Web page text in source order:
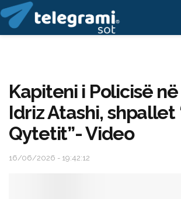
Kapiteni i Policisë në
Idriz Atashi, shpallet
Qytetit”- Video
16/06/2026 - 19:42:12